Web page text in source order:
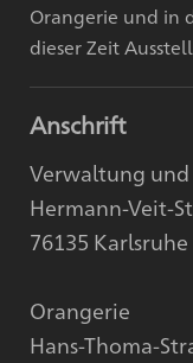
Orangerie und in
dieser Zeit
Anschrift
Verwaltung
Hermann-Veit-
76135 Karlsruhe
Orangerie
Hans-Thoma-